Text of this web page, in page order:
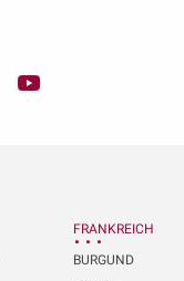
FRANKREICH
BURGUND